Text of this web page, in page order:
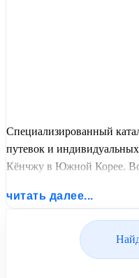
Специализированный
путевок и
Кёнчжу в Южной Корее.
актуальным графиком
читать далее...